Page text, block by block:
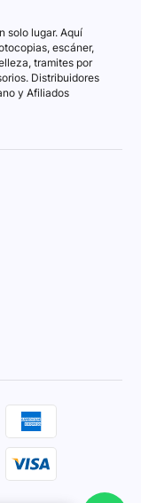
solo lugar. Aquí
escáner,
tramites por
Distribuidores
y Afiliados